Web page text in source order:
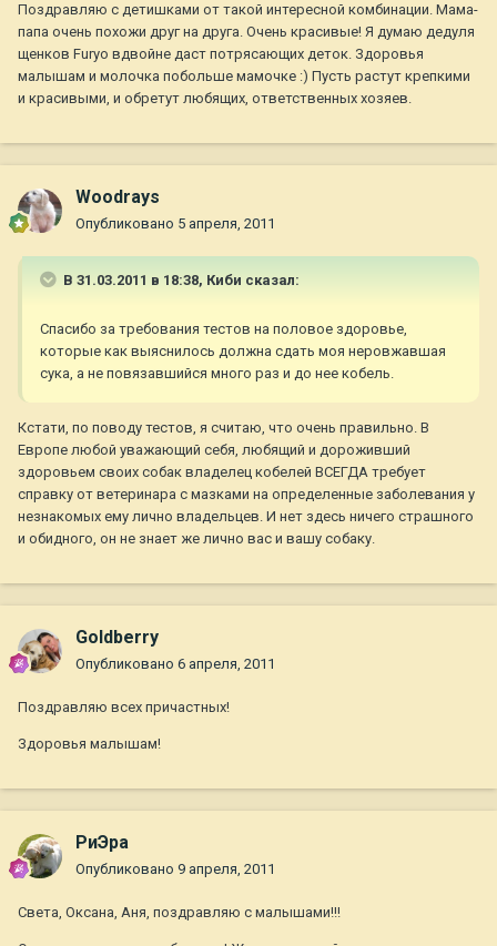
Поздравляю с детишками от такой интересной комбинации. Мама-
папа очень похожи друг на друга. Очень красивые! Я думаю дедуля
щенков Furyo вдвойне даст потрясающих деток. Здоровья
малышам и молочка побольше мамочке :) Пусть растут крепкими
и красивыми, и обретут любящих, ответственных хозяев.
Woodrays
Опубликовано 5 апреля, 2011
В 31.03.2011 в 18:38, Киби сказал:
Спасибо за требования тестов на половое здоровье,
которые как выяснилось должна сдать моя неровжавшая
сука, а не повязавшийся много раз и до нее кобель.
Кстати, по поводу тестов, я считаю, что очень правильно. В
Европе любой уважающий себя, любящий и дороживший
здоровьем своих собак владелец кобелей ВСЕГДА требует
справку от ветеринара с мазками на определенные заболевания у
незнакомых ему лично владельцев. И нет здесь ничего страшного
и обидного, он не знает же лично вас и вашу собаку.
Goldberry
Опубликовано 6 апреля, 2011
Поздравляю всех причастных!
Здоровья малышам!
РиЭра
Опубликовано 9 апреля, 2011
Света, Оксана, Аня, поздравляю с малышами!!!